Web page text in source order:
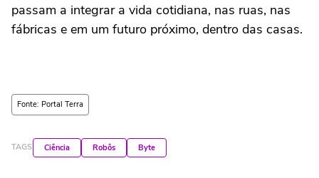
passam a integrar a vida cotidiana, nas ruas, nas
fábricas e em um futuro próximo, dentro das casas.
Fonte: Portal Terra
TAGS Ciência Robôs Byte